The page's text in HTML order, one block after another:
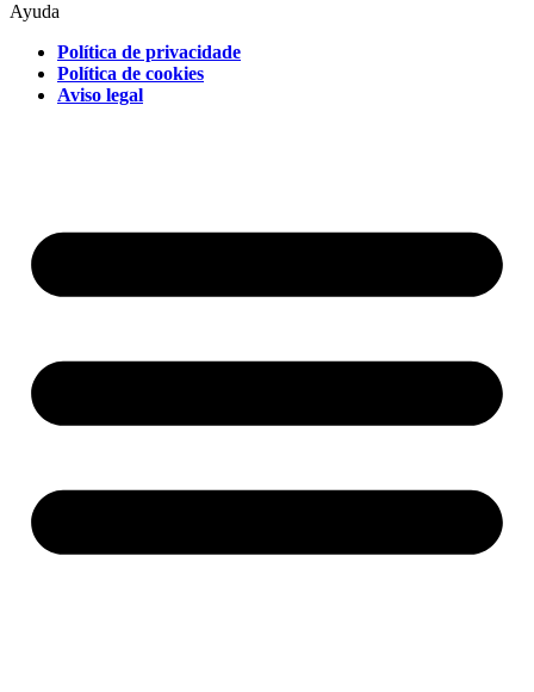
Ayuda
Política de privacidade
Política de cookies
Aviso legal